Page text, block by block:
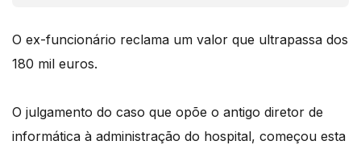
O ex-funcionário reclama um valor que ultrapassa dos
180 mil euros.
O julgamento do caso que opõe o antigo diretor de
informática à administração do hospital, começou esta